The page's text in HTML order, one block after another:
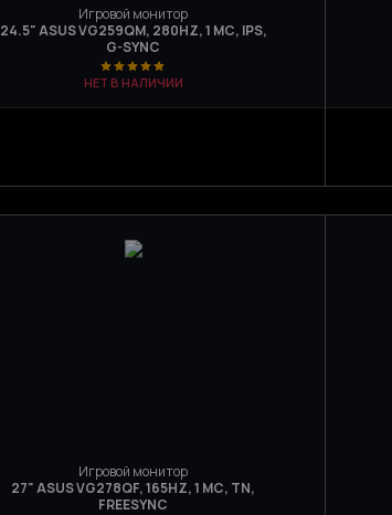
Игровой монитор
24.5" ASUS VG259QM, 280HZ, 1 МС, IPS,
G-SYNC
НЕТ В НАЛИЧИИ
Игровой монитор
27" ASUS VG278QF, 165HZ, 1 МС, TN,
FREESYNC